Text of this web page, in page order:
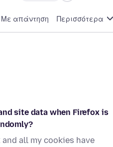
Με απάντηση Περισσότερα
site data when Firefox is
all my cookies have